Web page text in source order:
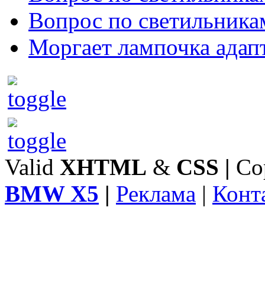
Вопрос по
Моргает лампочка
Valid XHTML & CSS |
BMW X5 | Реклама |